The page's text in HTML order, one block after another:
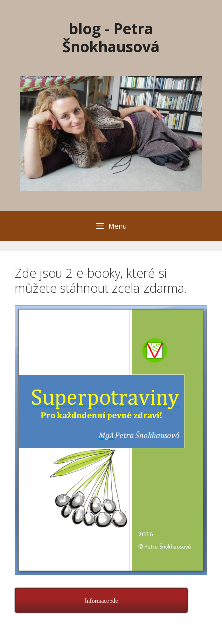
blog - Petra
Šnokhausová
Menu
Zde jsou 2 e-booky, které si
můžete stáhnout zcela zdarma.
Informace zde